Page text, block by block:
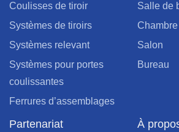
Coulisses de tiroir
Systèmes de tiroirs
Systèmes relevant
Systèmes pour portes
coulissantes
Ferrures d’assemblages
Salle de
Salon
Bureau
Partenariat À